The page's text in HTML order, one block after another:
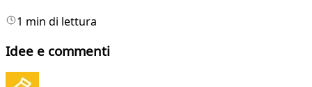
1 min di lettura
Idee e commenti